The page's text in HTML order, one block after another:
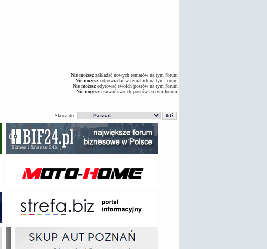
Nie możeszzakładać nowych tematów na tym forum
Nie możeszodpowiadać w tematach na tym forum
Nie możeszedytować swoich postów na tym forum
Nie możeszusuwać swoich postów na tym forum
Skocz do: